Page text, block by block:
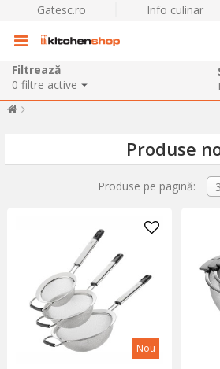
Gatesc.ro Info culinar
Filtrează
0 filtre active
Produse
Produse pe pagină:
Nou